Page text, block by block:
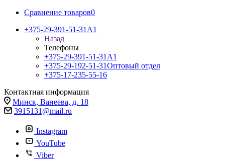
Сравнение товаров0
+375-29-391-51-31 A1
Назад
Телефоны
+375-29-391-51-31 A1
+375-29-192-51-31Оптовый отдел
+375-17-235-55-16
Контактная информация
Минск, Ванеева, д. 18
3915131@mail.ru
Instagram
YouTube
Viber